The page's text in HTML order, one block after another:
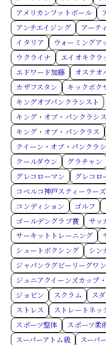
アメリカンフットボール
アンチエイジング
アーテ
イタリア
ウォーミングア
ウクライナ
エイオキクラ
エドワード加藤
オステオ
カザフスタン
キックボク
キングオブパンクラシスト
キング・オブ・パンクラシ
キング・オブ・パンクラス
クイーン・オブ・パンクラ
クールダウン
グラチャン
グレコローマン
グレコロ
コベルコ神戸スティーラーズ
コンディション
ゴルフ
ゴールデングラブ賞
サッ
サーキットトレーニング
シュートボクシング
シン
ジャパンラグビーリーグワン
ジュニアクイーンズカップ
ジョビン
スクラム ス
ストレス
ストレートネッ
スポーツ整体
スポーツ柔
スーパーアトム級
スーパ